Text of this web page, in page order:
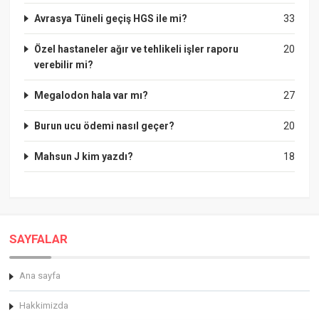
33
Avrasya Tüneli geçiş HGS ile mi?
20
Özel hastaneler ağır ve tehlikeli işler raporu
verebilir mi?
27
Megalodon hala var mı?
20
Burun ucu ödemi nasıl geçer?
18
Mahsun J kim yazdı?
SAYFALAR
Ana sayfa
Hakkimizda